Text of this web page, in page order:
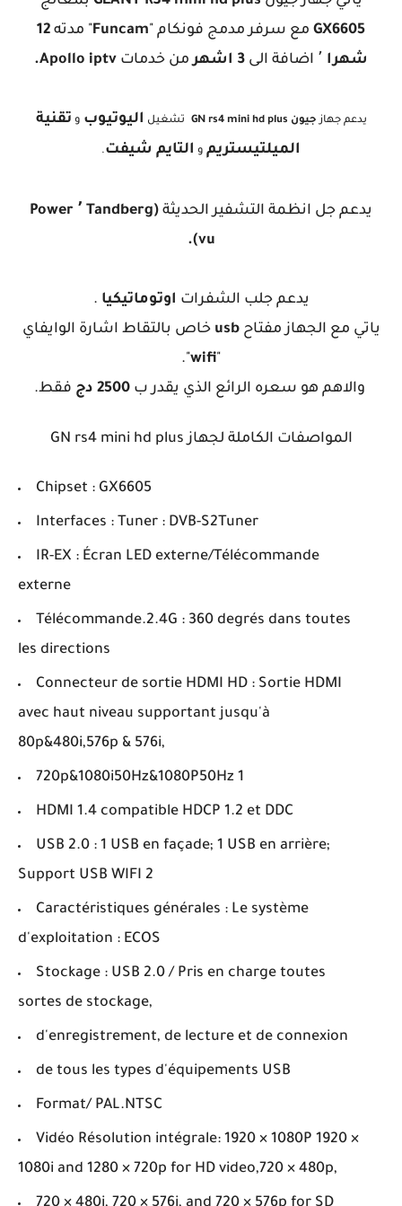
GX6605 مع سرفر مدمج فونكام "Funcam" مدته 12
شهرا
3 اشهر من خدمات Apollo iptv.
يدعم جهازجيون GN rs4 mini hd plus تشغيل اليوتيوب و تقنية
الميلتيستريم و التايم شيفت.
يدعم جل انظمة التشفير الحديثة
(Tandberg ٬ Power
vu).
يدعم جلب الشفرات اوتوماتيكيا .
ياتي مع الجهاز مفتاحusb خاص بالتقاط اشارة الوايفاي
"
wifi
".
والاهم هو سعره الرائع الذي يقدر ب2500 دج فقط.
المواصفات الكاملة لجهاز GN rs4 mini hd plus
Chipset : GX6605
Interfaces : Tuner : DVB-S2Tuner
IR-EX : Écran LED externe/Télécommande
externe
Télécommande.2.4G : 360 degrés dans toutes
les directions
Connecteur de sortie HDMI HD : Sortie HDMI
avec haut niveau supportant jusqu'à
80p&480i,576p & 576i,
720p&1080i50Hz&1080P50Hz 1
HDMI 1.4 compatible HDCP 1.2 et DDC
USB 2.0 : 1 USB en façade; 1 USB en arrière;
Support USB WIFI 2
Caractéristiques générales : Le système
d'exploitation : ECOS
Stockage : USB 2.0 / Pris en charge toutes
sortes de stockage,
d'enregistrement, de lecture et de connexion
de tous les types d'équipements USB
Format/ PAL.NTSC
Vidéo Résolution intégrale: 1920 × 1080P 1920 ×
1080i and 1280 × 720p for HD video,720 × 480p,